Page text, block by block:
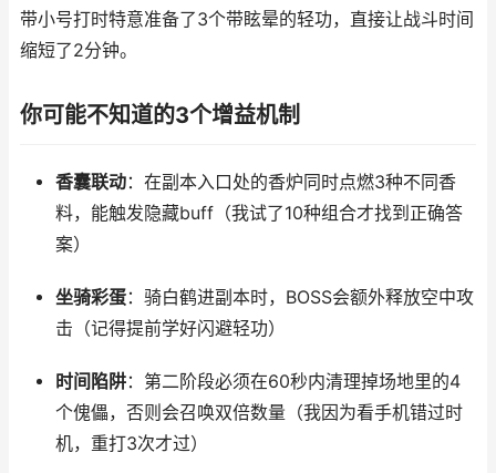
带小号打时特意准备了3个带眩晕的轻功，直接让战斗时间
缩短了2分钟。
你可能不知道的3个增益机制
香囊联动：在副本入口处的香炉同时点燃3种不同香
料，能触发隐藏buff（我试了10种组合才找到正确答
案）
坐骑彩蛋：骑白鹤进副本时，BOSS会额外释放空中攻
击（记得提前学好闪避轻功）
时间陷阱：第二阶段必须在60秒内清理掉场地里的4
个傀儡，否则会召唤双倍数量（我因为看手机错过时
机，重打3次才过）